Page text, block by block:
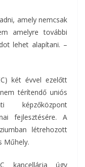
amely nemcsak
amelyre további
lehet alapítani. –
két évvel ezelőtt
térítendő uniós
képzőközpont
fejlesztésére. A
létrehozott
Műhely.
kancellárja úgy